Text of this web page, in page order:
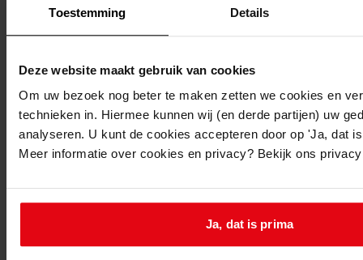
Toestemming Details
Deze website maakt gebruik van cookies
Om uw bezoek nog beter te maken zetten we cookies en
technieken in. Hiermee kunnen wij (en derde partijen) uw
analyseren. U kunt de cookies accepteren door op 'Ja, dat
Meer informatie over cookies en privacy? Bekijk ons
Ja, dat is prima
Reserveren:
website van het WFA.
Op de aangegeven reserveringsdatum liggen de
stukken om 9.30 uur voor u klaar.